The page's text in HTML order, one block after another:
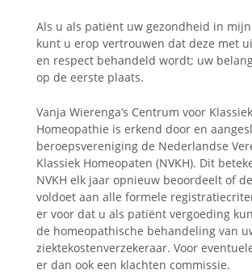
Als u als patiënt uw gezondheid in
kunt u erop vertrouwen dat deze met
en respect behandeld wordt; uw
op de eerste plaats.
Vanja Wierenga’s Centrum voor
Homeopathie is erkend door en
beroepsvereniging de Nederlandse
Klassiek Homeopaten (NVKH). Dit
NVKH elk jaar opnieuw beoordeelt of
voldoet aan alle formele
er voor dat u als patiënt vergoeding
de homeopathische behandeling van
ziektekostenverzekeraar. Voor
er dan ook een klachten commissie.